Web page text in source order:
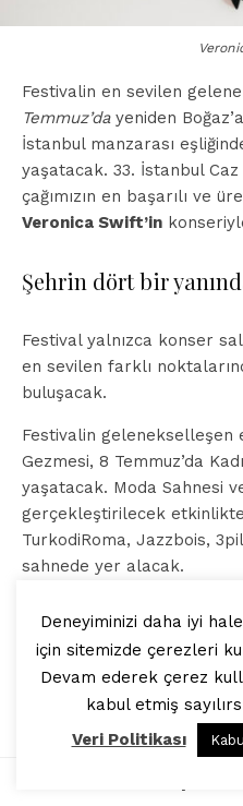
Festivalin en sevilen
Temmuz’dayeniden
İstanbul manzarası
yaşatacak. 33. İstanbul Caz
çağımızın en başarılı ve
Veronica Swift’in
Şehrin dört bir
Festival yalnızca konser
en sevilen farklı
buluşacak.
Festivalin gelenekselleşen
Gezmesi, 8 Temmuz’da
yaşatacak. Moda Sahnesi
gerçekleştirilecek etkinlikte
TurkodiRoma, Jazzbois,
sahnede yer alacak.
Boğaz’ın en sevilen yaz
Temmuz’da yeniden demir
Friends, Brassist,
DJ Hünkar’ın yer alacağı
renkli duraklarından biri
Festivalin ücretsiz etkinliği
yeniden İstanbul
Deneyiminizi daha iyi
için sitemizde çerezleri
Devam ederek çerez
kabul etmiş
Veri Politikası